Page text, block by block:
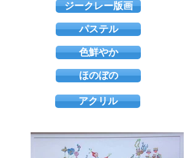
ジークレー版画
パステル
色鮮やか
ほのぼの
アクリル